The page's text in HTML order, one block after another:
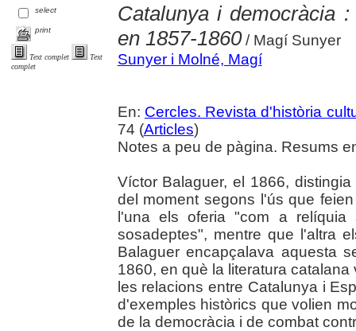
select
print
Text complet
Text
complet
Catalunya i democràcia
en 1857-1860/ Magí Sunyer
Sunyer i Molné, Magí
En: Cercles. Revista d'història
74 (Articles)
Notes a peu de pàgina. Resums
Víctor Balaguer, el 1866,
del moment segons l'ús que
l'una els oferia "com a
sosadeptes", mentre que l'altra
Balaguer encapçalava aquesta
1860, en què la literatura
les relacions entre Catalunya i
d'exemples històrics que volien
de la democràcia i de combat